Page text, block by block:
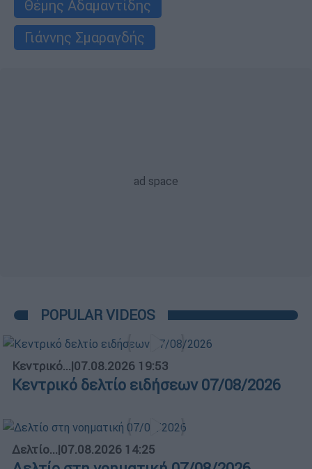
Θέμης Αδαμαντίδης
Γιάννης Σμαραγδής
POPULAR VIDEOS
Κεντρικό...|07.08.2026 19:53
Κεντρικό δελτίο ειδήσεων 07/08/2026
Δελτίο...|07.08.2026 14:25